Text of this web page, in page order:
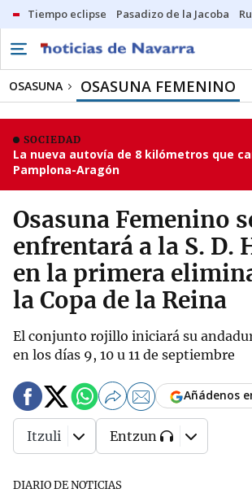
Tiempo eclipse Pasadizo de la Jacoba
OSASUNA OSASUNA FEMENINO
SOCIEDAD
La nueva autovía de 8 kilómetros que
Pamplona-Aragón
Osasuna Femenino
enfrentará a la S. D.
en la primera
la Copa de la Reina
El conjunto rojillo iniciará su
en los días 9, 10 u 11 de septiembre
DIARIO DE NOTICIAS
Añádenos
Itzuli Entzun